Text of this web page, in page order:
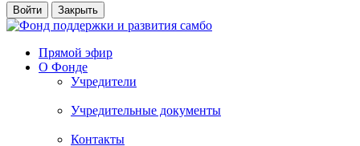
Прямой эфир
О Фонде
Учредители
Учредительные документы
Контакты